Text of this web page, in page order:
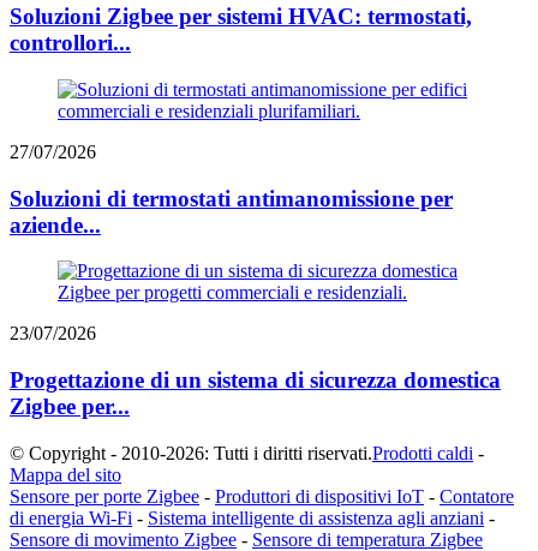
Soluzioni Zigbee per sistemi HVAC: termostati,
controllori...
27/07/2026
Soluzioni di termostati antimanomissione per
aziende...
23/07/2026
Progettazione di un sistema di sicurezza domestica
Zigbee per...
© Copyright - 2010-2026: Tutti i diritti riservati.Prodotti caldi -
Mappa del sito
Sensore per porte Zigbee - Produttori di dispositivi IoT - Contatore
di energia Wi-Fi - Sistema intelligente di assistenza agli anziani -
Sensore di movimento Zigbee - Sensore di temperatura Zigbee